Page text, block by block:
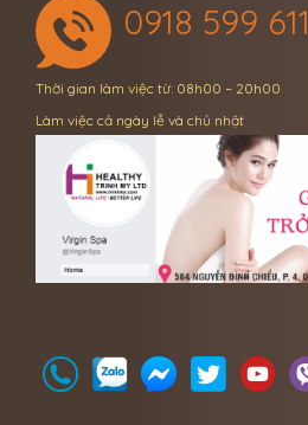
0918 599 611
Thời gian làm việc từ: 08h00 – 20h00
Làm việc cả ngày lễ và chủ nhật